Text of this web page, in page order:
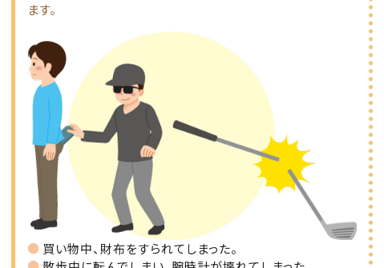
ます。
買い物中、財布をすられてしまった。